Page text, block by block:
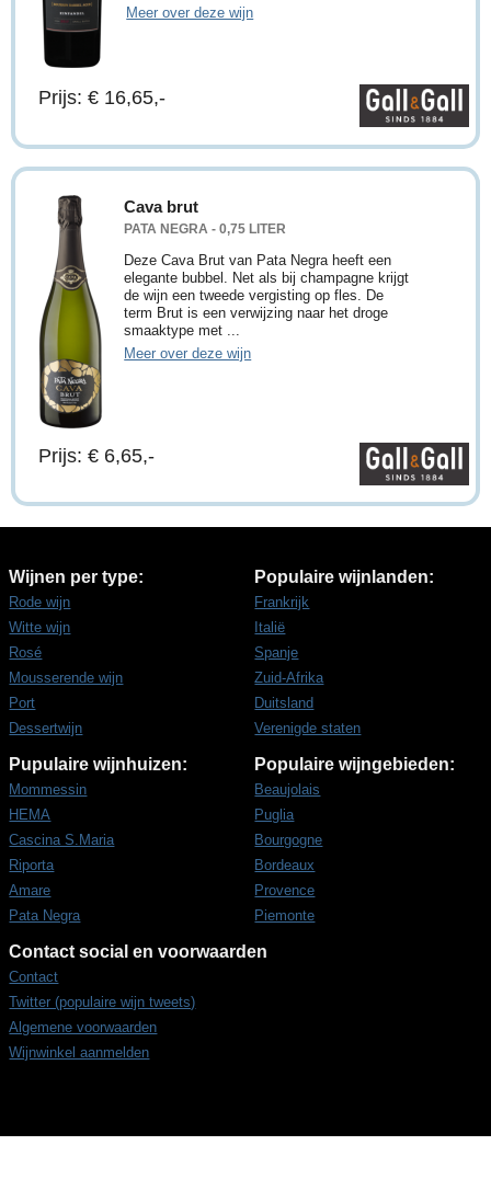
Meer over deze wijn
Prijs: € 16,65,-
Cava brut
PATA NEGRA - 0,75 LITER
Deze Cava Brut van Pata Negra heeft een
elegante bubbel. Net als bij champagne krijgt
de wijn een tweede vergisting op fles. De
term Brut is een verwijzing naar het droge
smaaktype met ...
Meer over deze wijn
Prijs: € 6,65,-
Wijnen per type:
Rode wijn
Witte wijn
Rosé
Mousserende wijn
Port
Dessertwijn
Populaire wijnlanden:
Frankrijk
Italië
Spanje
Zuid-Afrika
Duitsland
Verenigde staten
Pupulaire wijnhuizen:
Mommessin
HEMA
Cascina S.Maria
Riporta
Amare
Pata Negra
Populaire wijngebieden:
Beaujolais
Puglia
Bourgogne
Bordeaux
Provence
Piemonte
Contact social en voorwaarden
Contact
Twitter (populaire wijn tweets)
Algemene voorwaarden
Wijnwinkel aanmelden